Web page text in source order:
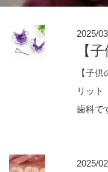
2025/
【
【子
リッ
歯科で
2025/